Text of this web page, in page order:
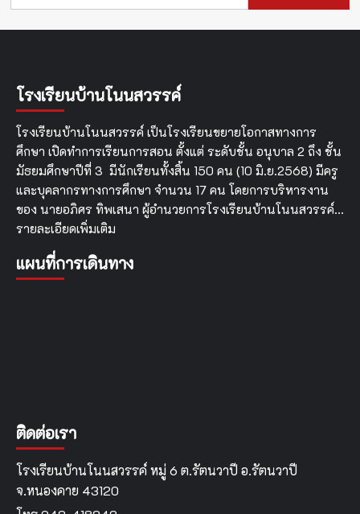
โรงเรียนบ้านโนนสวรรค์
โรงเรียนบ้านโนนสวรรค์ เป็นโรงเรียนขยายโอกาสทางการ
ศึกษา เปิดทำการเรียนการสอน ตั้งแต่ ระดับชั้น อนุบาล 2 ถึง ชั้น
มัธยมศึกษาปีที่ 3 มีนักเรียนทั้งสิ้น 150 คน (10 มิ.ย.2568) มีครู
และบุคลากรทางการศึกษา จำนวน 17 คน โดยการบริหารงาน
ของ นายอภิศร ทิพเสนา ผู้อำนวยการโรงเรียนบ้านโนนสวรรค์…
รายละเอียดเพิ่มเติม
แผนที่การเดินทาง
ติดต่อเรา
โรงเรียนบ้านโนนสวรรค์ หมู่ 6 ต.รัตนวาปี อ.รัตนวาปี
จ.หนองคาย 43120